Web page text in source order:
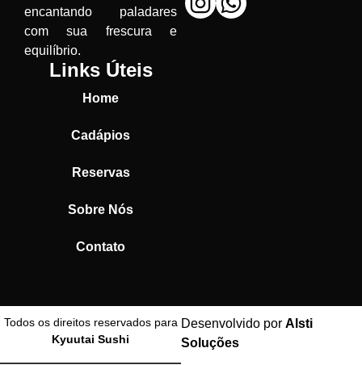
encantando paladares
com sua frescura e
equilíbrio.
Links Úteis
Home
Cadápios
Reservas
Sobre Nós
Contato
Todos os direitos reservados para
Kyuutai Sushi
Desenvolvido por Alsti
Soluções